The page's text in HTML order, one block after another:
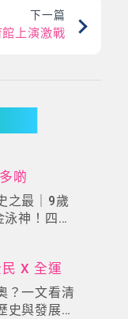
下一篇
上演激戰
啲
之最｜9歲
神！四大
X 全運
？一文看清
史與發展及